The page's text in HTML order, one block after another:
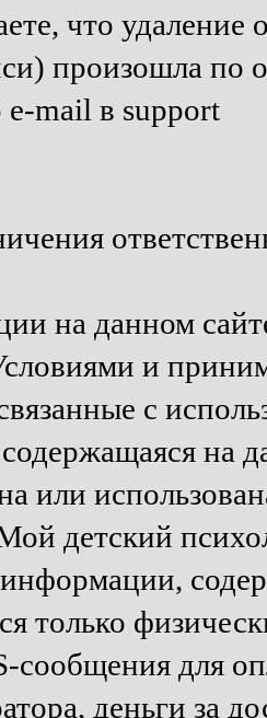
что удаление
произошла по
mail в support
на данном
и
с
на
или
детский
только
сообщения для
деньги за